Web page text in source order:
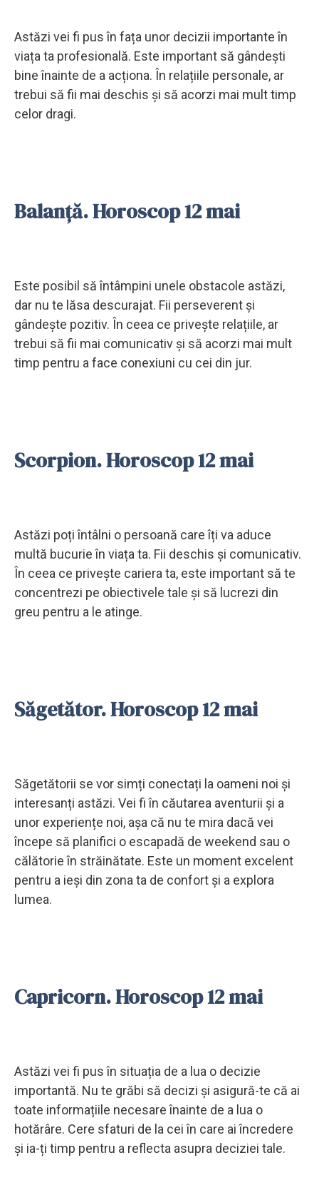
Astăzi vei fi pus în fața unor decizii importante în
viața ta profesională. Este important să gândești
bine înainte de a acționa. În relațiile personale, ar
trebui să fii mai deschis și să acorzi mai mult timp
celor dragi.
Balanță. Horoscop 12 mai
Este posibil să întâmpini unele obstacole astăzi,
dar nu te lăsa descurajat. Fii perseverent și
gândește pozitiv. În ceea ce privește relațiile, ar
trebui să fii mai comunicativ și să acorzi mai mult
timp pentru a face conexiuni cu cei din jur.
Scorpion. Horoscop 12 mai
Astăzi poți întâlni o persoană care îți va aduce
multă bucurie în viața ta. Fii deschis și comunicativ.
În ceea ce privește cariera ta, este important să te
concentrezi pe obiectivele tale și să lucrezi din
greu pentru a le atinge.
Săgetător. Horoscop 12 mai
Săgetătorii se vor simți conectați la oameni noi și
interesanți astăzi. Vei fi în căutarea aventurii și a
unor experiențe noi, așa că nu te mira dacă vei
începe să planifici o escapadă de weekend sau o
călătorie în străinătate. Este un moment excelent
pentru a ieși din zona ta de confort și a explora
lumea.
Capricorn. Horoscop 12 mai
Astăzi vei fi pus în situația de a lua o decizie
importantă. Nu te grăbi să decizi și asigură-te că ai
toate informațiile necesare înainte de a lua o
hotărâre. Cere sfaturi de la cei în care ai încredere
și ia-ți timp pentru a reflecta asupra deciziei tale.